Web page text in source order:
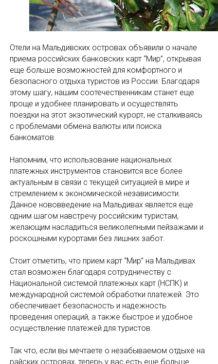
Отели на Мальдивских островах объявили о начале
приема российских банковских карт “Мир”, открывая
еще больше возможностей для комфортного и
безопасного отдыха туристов из России. Благодаря
этому шагу, нашим соотечественникам станет еще
проще и удобнее планировать и осуществлять
поездки на этот экзотический курорт, не сталкиваясь
с проблемами обмена валюты или поиска
банкоматов.
Напомним, что использование национальных
платежных инструментов становится все более
актуальным в связи с текущей ситуацией в мире и
стремлением к экономической независимости.
Данное нововведение на Мальдивах является еще
одним шагом навстречу российским туристам,
желающим насладиться великолепными пейзажами и
роскошными курортами без лишних забот.
Стоит отметить, что прием карт “Мир” на Мальдивах
стал возможен благодаря сотрудничеству с
Национальной системой платежных карт (НСПК) и
международной системой обработки платежей. Это
обеспечивает безопасность и надежность
проведения операций, а также быстрое и удобное
осуществление платежей для туристов.
Так что, если вы мечтаете о незабываемом отдыхе на
райских островах, теперь у вас есть еще больше